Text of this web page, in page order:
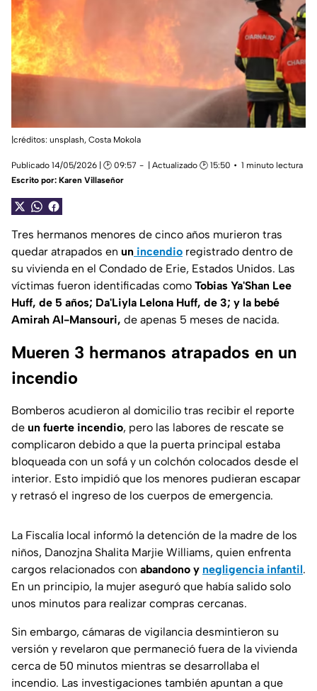
|créditos: unsplash, Costa Mokola
Publicado 14/05/2026 | 🕑 09:57 | Actualizado 🕑 15:50
1 minuto lectura
Escrito por: Karen Villaseñor
Tres hermanos menores de cinco años murieron tras
quedar atrapados en un incendio registrado dentro de
su vivienda en el Condado de Erie, Estados Unidos. Las
víctimas fueron identificadas como Tobias Ya'Shan Lee
Huff, de 5 años; Da'Liyla Lelona Huff, de 3; y la bebé
Amirah Al-Mansouri, de apenas 5 meses de nacida.
Mueren 3 hermanos atrapados en un
incendio
Bomberos acudieron al domicilio tras recibir el reporte
de un fuerte incendio, pero las labores de rescate se
complicaron debido a que la puerta principal estaba
bloqueada con un sofá y un colchón colocados desde el
interior. Esto impidió que los menores pudieran escapar
y retrasó el ingreso de los cuerpos de emergencia.
La Fiscalía local informó la detención de la madre de los
niños, Danozjna Shalita Marjie Williams, quien enfrenta
cargos relacionados con abandono y negligencia infantil.
En un principio, la mujer aseguró que había salido solo
unos minutos para realizar compras cercanas.
Sin embargo, cámaras de vigilancia desmintieron su
versión y revelaron que permaneció fuera de la vivienda
cerca de 50 minutos mientras se desarrollaba el
incendio. Las investigaciones también apuntan a que